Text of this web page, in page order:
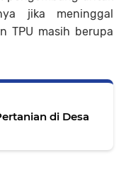
jika meninggal
TPU masih berupa
di Desa